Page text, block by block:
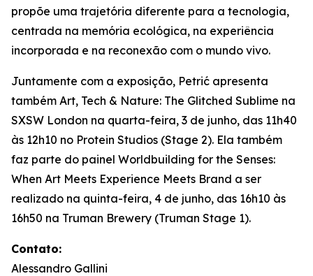
propõe uma trajetória diferente para a tecnologia,
centrada na memória ecológica, na experiência
incorporada e na reconexão com o mundo vivo.
Juntamente com a exposição, Petrić apresenta
também Art, Tech & Nature: The Glitched Sublime na
SXSW London na quarta-feira, 3 de junho, das 11h40
às 12h10 no Protein Studios (Stage 2). Ela também
faz parte do painel Worldbuilding for the Senses:
When Art Meets Experience Meets Brand a ser
realizado na quinta-feira, 4 de junho, das 16h10 às
16h50 na Truman Brewery (Truman Stage 1).
Contato:
Alessandro Gallini